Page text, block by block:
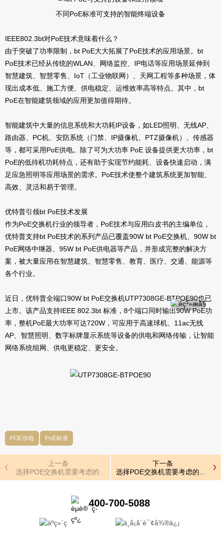
不同PoE标准可支持的智能终端设备
IEEE802.3bt对PoE技术意味着什么？
由于突破了功率限制，bt PoE大大拓展了PoE技术的应用场景。bt
PoE技术已经从传统的WLAN、网络监控、IP电话等应用场景延伸到
智慧建筑、智慧零售、IoT（工业物联网）、天网工程等多种场景，体
现出成本低、施工方便、供电稳定、运维效率高等特点。其中，bt
PoE在智能建筑领域的应用更加值得期待。
智能建筑中大量的信息系统和大功耗IP设备，如LED照明、无线AP、
路由器、PC机、安防系统（门禁、IP摄像机、PTZ摄像机）、传感器
等，都可采用PoE供电。除了可为大功率 PoE 设备提供更大功率，bt
PoE的低待机功耗特点，还有助于实现节约能耗、设备快速启动，满
足应急照明等应用场景的需求。PoE技术使整个建筑系统更加智能、
高效、灵活和易于管理。
优特普引领bt PoE技术发展
作为PoE交换机行业的领导者，PoE技术与应用白皮书的主编单位，
优特普支持bt PoE技术的系列产品已覆盖90W bt PoE交换机、90W bt
PoE网络中继器、95W bt PoE供电器等产品，并形成完整的解决方
案，被大量应用在智慧建筑、智慧零售、教育、医疗、交通、能源等
各个行业。
近日，优特普全端口90W bt PoE交换机UTP7308GE-BTPOE90也已
上市。该产品支持IEEE 802.3bt 标准，8个端口同时输出90W PoE功
率，整机PoE最大功率可达720W，可应用于高速球机、11ac无线
AP、智慧照明、数字标牌显示系统等设备的供电和网络传输，让智能
网络系统组网、供电更稳定、更安全。
POE供电 PoE标准
上一条
选择POE交换机需要考虑的几个方面
下一条
选择POE交换机需要考虑的几个
400-700-5088